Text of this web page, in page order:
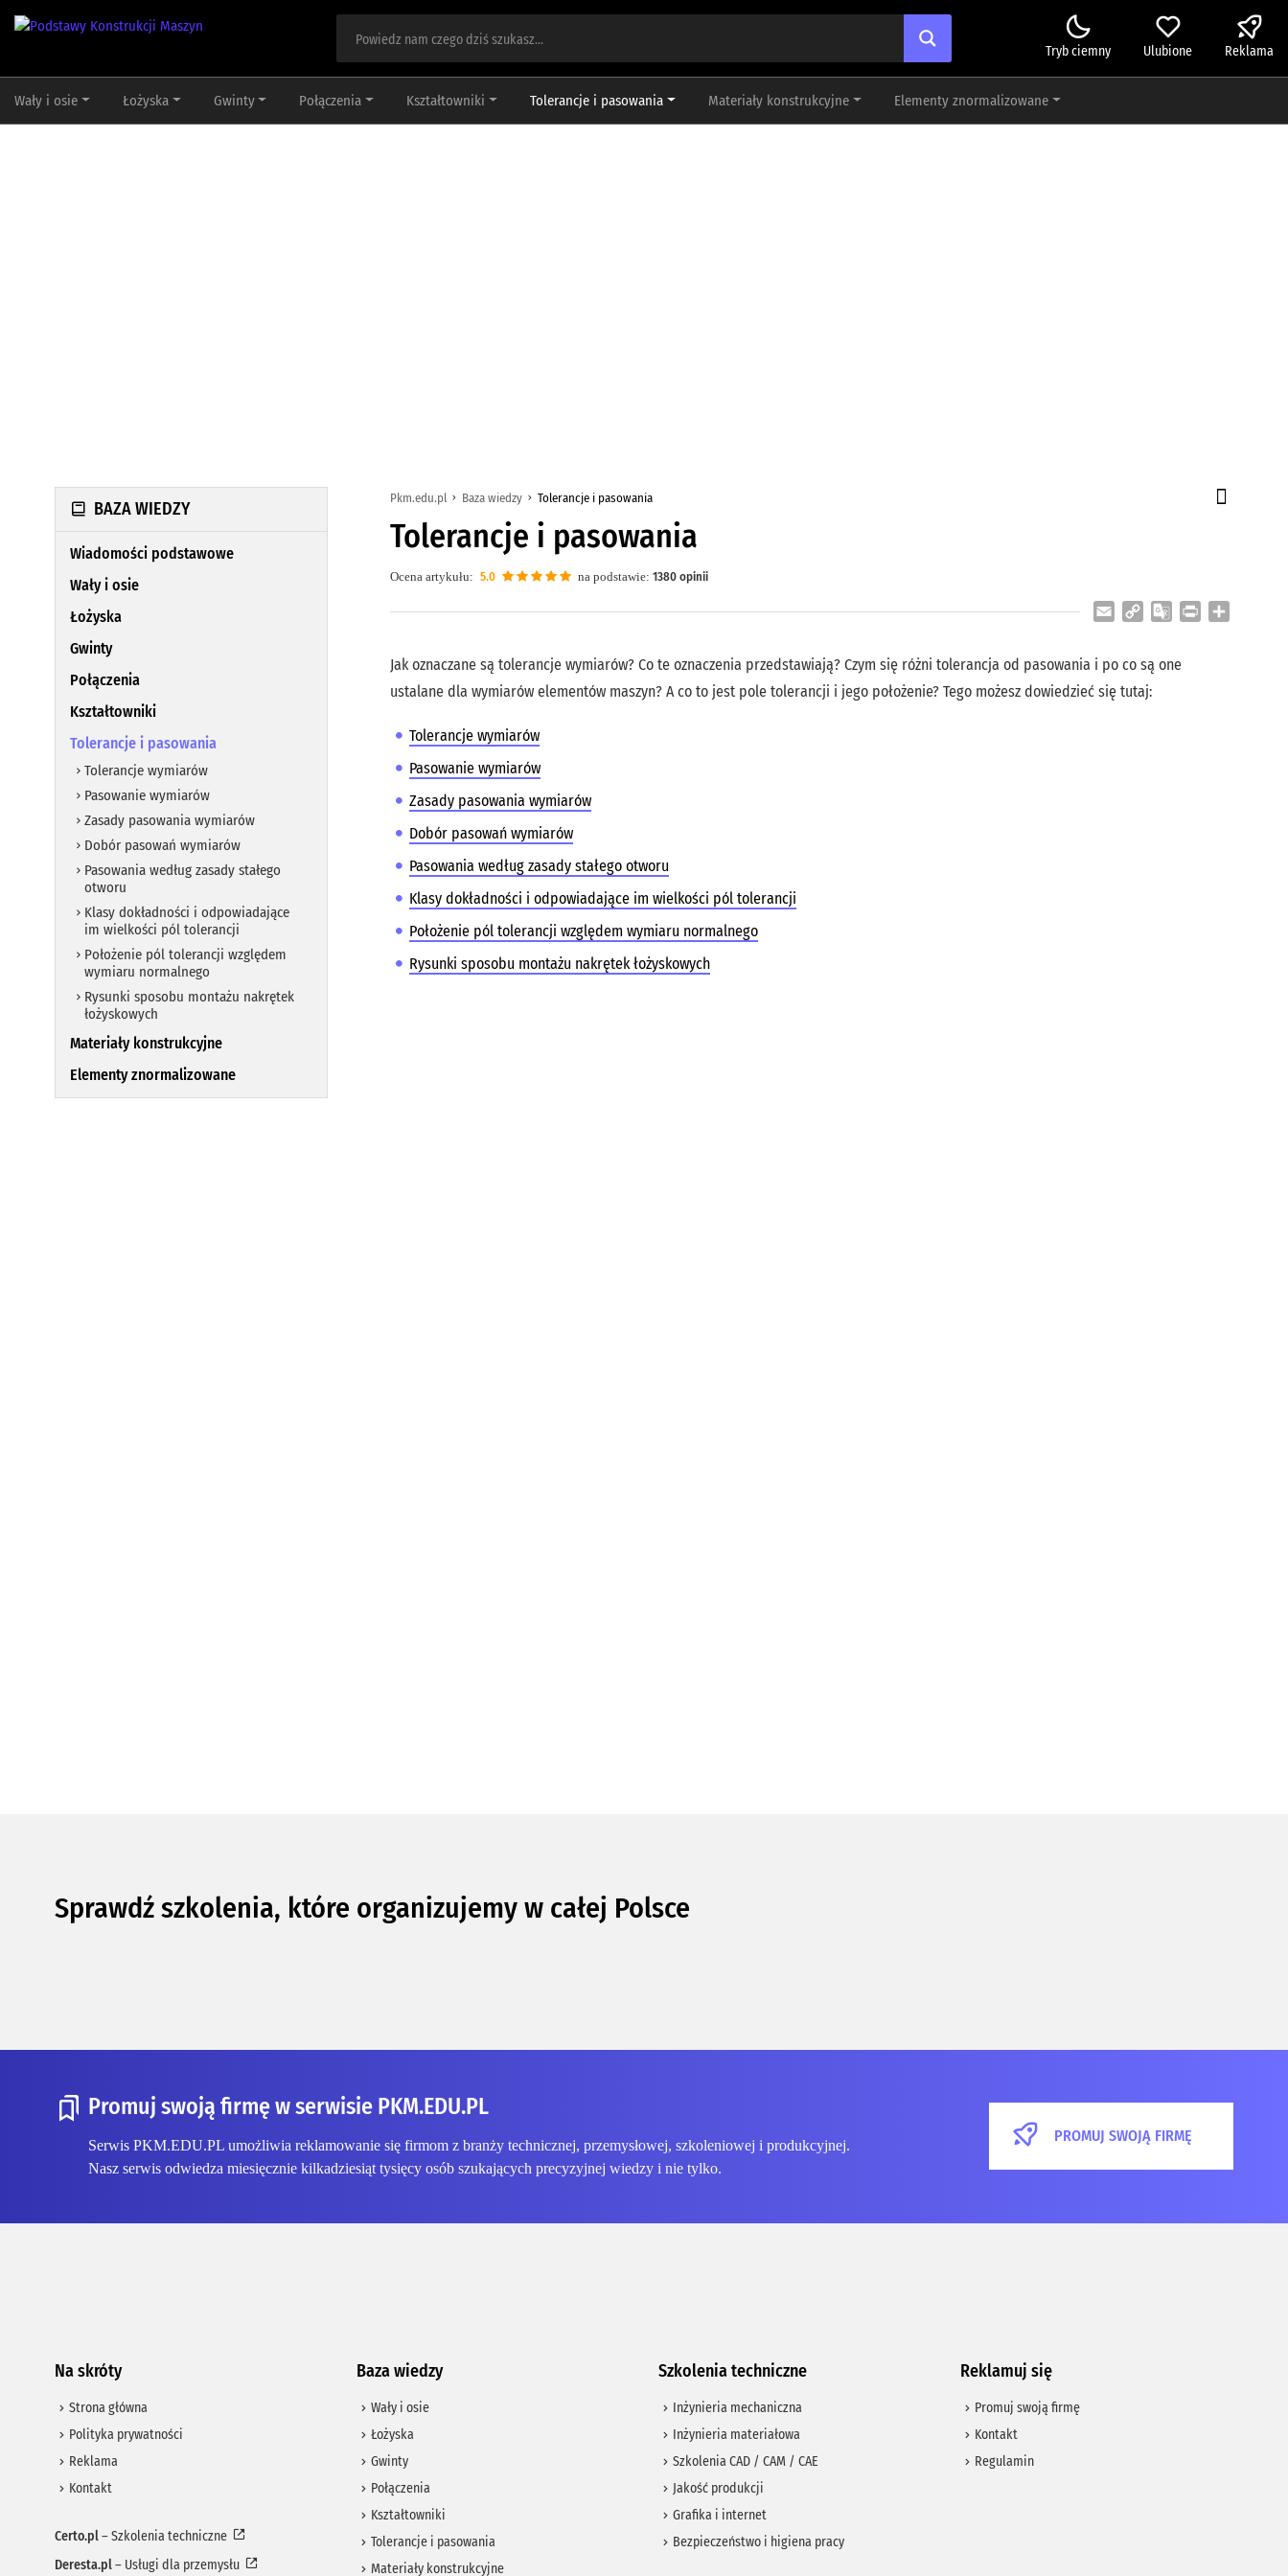
Tryb ciemny Ulubione Reklama
Wały i osie Łożyska Gwinty Połączenia Kształtowniki Tolerancje i pasowania Materiały konstrukcyjne Elementy znormalizowane
BAZA WIEDZY
Wiadomości podstawowe
Wały i osie
Łożyska
Gwinty
Połączenia
Kształtowniki
Tolerancje i pasowania
Tolerancje wymiarów
Pasowanie wymiarów
Zasady pasowania wymiarów
Dobór pasowań wymiarów
Pasowania według zasady stałego
otworu
Klasy dokładności i odpowiadające
im wielkości pól tolerancji
Położenie pól tolerancji względem
wymiaru normalnego
Rysunki sposobu montażu nakrętek
łożyskowych
Materiały konstrukcyjne
Elementy znormalizowane
Pkm.edu.pl Baza wiedzy Tolerancje i pasowania
Tolerancje i pasowania
Ocena artykułu: 5.0 na podstawie: 1380 opinii
Email
Copy
GooglePrint
Jak oznaczane są tolerancje wymiarów? Co te oznaczenia przedstawiają? Czym się różni tolerancja od pasowania i po co są one
ustalane dla wymiarów elementów maszyn? A co to jest pole tolerancji i jego położenie? Tego możesz dowiedzieć się tutaj:
Tolerancje wymiarów
Pasowanie wymiarów
Zasady pasowania wymiarów
Dobór pasowań wymiarów
Pasowania według zasady stałego otworu
Klasy dokładności i odpowiadające im wielkości pól tolerancji
Położenie pól tolerancji względem wymiaru normalnego
Rysunki sposobu montażu nakrętek łożyskowych
Sprawdź szkolenia, które organizujemy w całej Polsce
Promuj swoją firmę w serwisie PKM.EDU.PL
Serwis PKM.EDU.PL umożliwia reklamowanie się firmom z branży technicznej, przemysłowej, szkoleniowej i produkcyjnej.
Nasz serwis odwiedza miesięcznie kilkadziesiąt tysięcy osób szukających precyzyjnej wiedzy i nie tylko.
PROMUJ SWOJĄ FIRMĘ
Na skróty
Strona główna
Polityka prywatności
Reklama
Kontakt
Certo.pl– Szkolenia techniczne
Deresta.pl– Usługi dla przemysłu
Baza wiedzy
Wały i osie
Łożyska
Gwinty
Połączenia
Kształtowniki
Tolerancje i pasowania
Materiały konstrukcyjne
Szkolenia techniczne
Inżynieria mechaniczna
Inżynieria materiałowa
Szkolenia CAD / CAM / CAE
Jakość produkcji
Grafika i internet
Bezpieczeństwo i higiena pracy
Reklamuj się
Promuj swoją firmę
Kontakt
Regulamin